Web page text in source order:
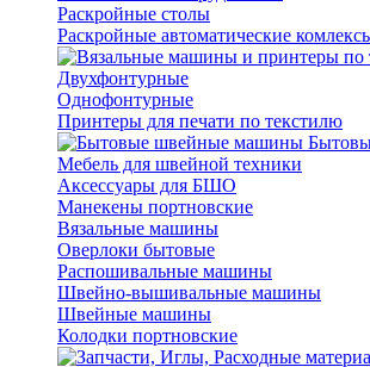
Раскройные столы
Раскройные автоматические
Двухфонтурные
Однофонтурные
Принтеры для печати по текстилю
Мебель для швейной техники
Аксессуары для БШО
Манекены портновские
Вязальные машины
Оверлоки бытовые
Распошивальные машины
Швейно-вышивальные машины
Швейные машины
Колодки портновские